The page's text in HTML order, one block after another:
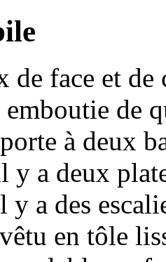
de face et
emboutie de
à deux
y a deux
y a des
en tôle